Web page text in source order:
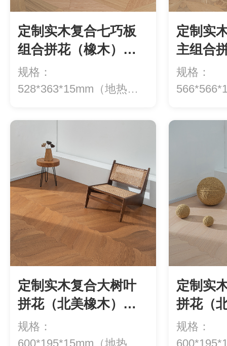
定制实木复合七巧板
组合拼花（橡木）大
YXX35（多层）/小
YXX-3
规格：
528*363*15mm（地热专
定制实
主组合
大
YX
规格：
定制实木复合大树叶
拼花（北美橡木）
YXX32（多层）
规格：
600*195*15mm（地热专
定制实
拼花（
YXX31
规格：